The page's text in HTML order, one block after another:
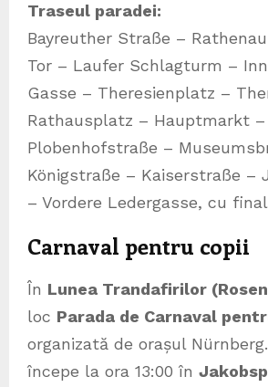
Traseul paradei:
Bayreuther Straße –
Tor – Laufer Schlagturm –
Gasse – Theresienplatz –
Rathausplatz – Hauptmarkt –
Plobenhofstraße –
Königstraße – Kaiserstraße –
– Vordere Ledergasse, cu
Carnaval pentru copii
În Lunea Trandafirilor
loc Parada de Carnaval
organizată de orașul
începe la ora 13:00 în